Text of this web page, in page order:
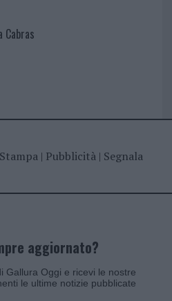
Cabras
| Pubblicità| Segnala
aggiornato?
Gallura Oggi e ricevi le nostre
le ultime notizie pubblicate